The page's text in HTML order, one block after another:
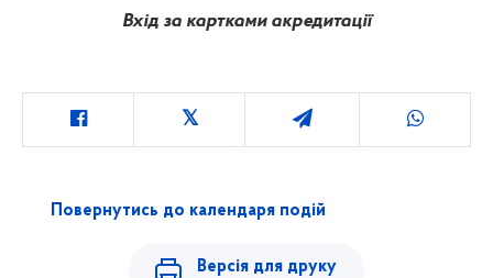
Вхід за картками акредитації
Повернутись до календаря подій
Версія для друку